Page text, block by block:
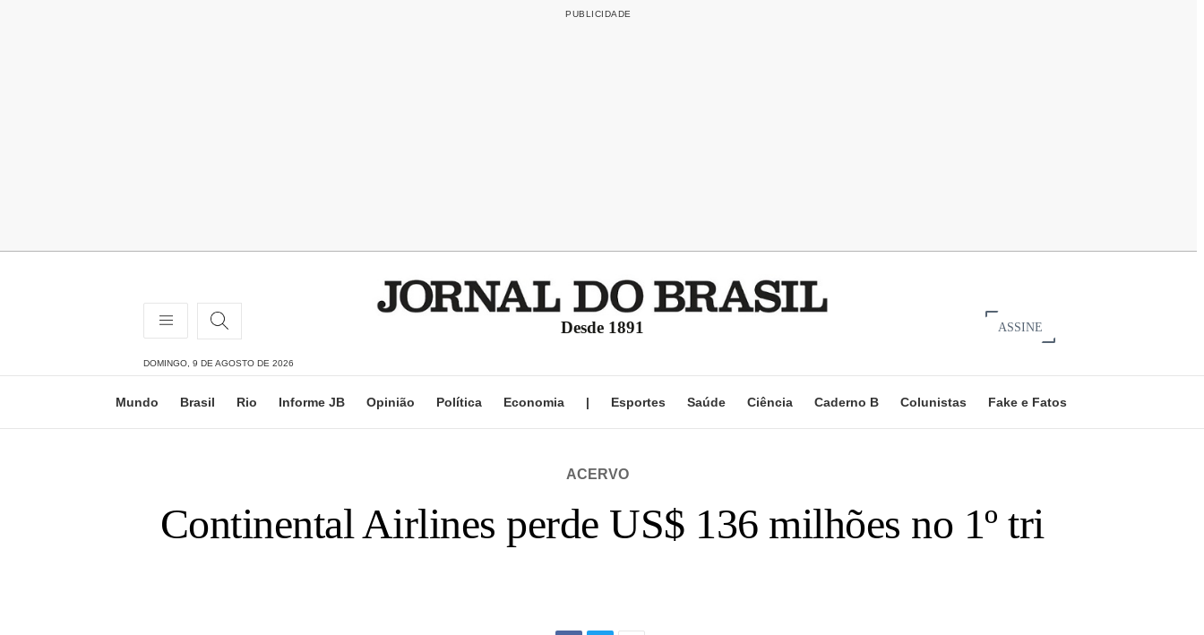
Desde 1891 ASSINE
DOMINGO, 9 DE AGOSTO DE 2026
Mundo Brasil Rio Informe JB Opinião Política Economia | Esportes Saúde Ciência Caderno B Colunistas Fake e Fatos
ACERVO
Continental Airlines perde US$ 136 milhões no 1º tri